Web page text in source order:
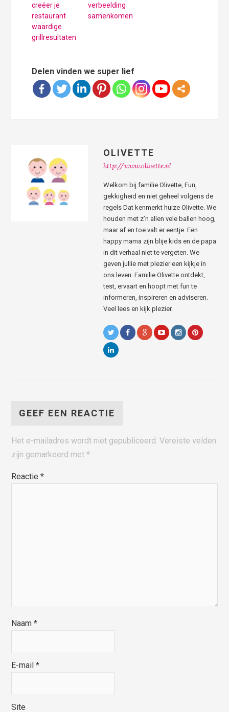
creëer je
restaurant
waardige
grillresultaten
verbeelding
samenkomen
Delen vinden we super lief
OLIVETTE
http://www.olivette.nl
Welkom bij familie Olivette, Fun,
gekkigheid en niet geheel volgens de
regels Dat kenmerkt huize Olivette. We
houden met z’n allen vele ballen hoog,
maar af en toe valt er eentje. Een
happy mama zijn blije kids en de papa
in dit verhaal niet te vergeten. We
geven jullie met plezier een kijkje in
ons leven. Familie Olivette ontdekt,
test, ervaart en hoopt met fun te
informeren, inspireren en adviseren.
Veel lees en kijk plezier.
GEEF EEN REACTIE
Het e-mailadres wordt niet gepubliceerd. Vereiste velden
zijn gemarkeerd met*
Reactie*
Naam*
E-mail*
Site